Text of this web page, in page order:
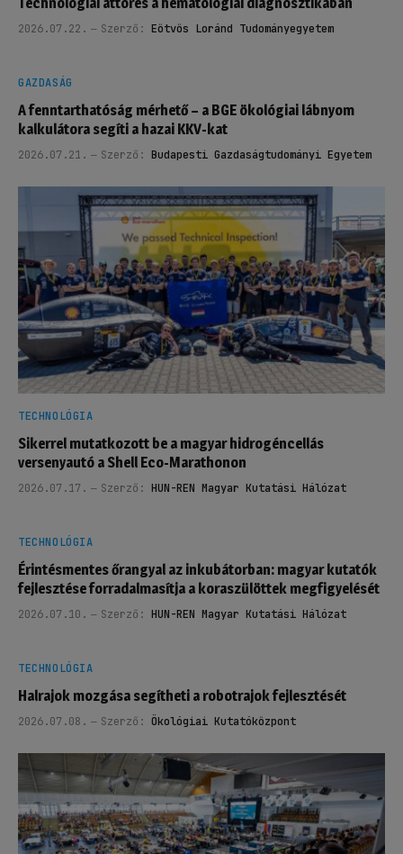
2026.07.22. Szerző: Eötvös Loránd Tudományegyetem
GAZDASÁG
A fenntarthatóság mérhető – a BGE ökológiai lábnyom
kalkulátora segíti a hazai KKV-kat
2026.07.21. Szerző: Budapesti Gazdaságtudományi Egyetem
TECHNOLÓGIA
Sikerrel mutatkozott be a magyar hidrogéncellás
versenyautó a Shell Eco-Marathonon
2026.07.17. Szerző: HUN-REN Magyar Kutatási Hálózat
TECHNOLÓGIA
Érintésmentes őrangyal az inkubátorban: magyar kutatók
fejlesztése forradalmasítja a koraszülöttek megfigyelését
2026.07.10. Szerző: HUN-REN Magyar Kutatási Hálózat
TECHNOLÓGIA
Halrajok mozgása segítheti a robotrajok fejlesztését
2026.07.08. Szerző: Ökológiai Kutatóközpont